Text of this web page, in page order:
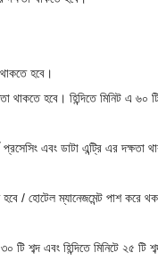
হবে।
থাকতে হবে। হিন্দিতে মিনিট এ ৬০
এবং ডাটা এন্ট্রি এর দক্ষতা
/ হোটেল ম্যানেজমেন্ট পাশ করে
শব্দ এবং হিন্দিতে মিনিটে ২৫ টি